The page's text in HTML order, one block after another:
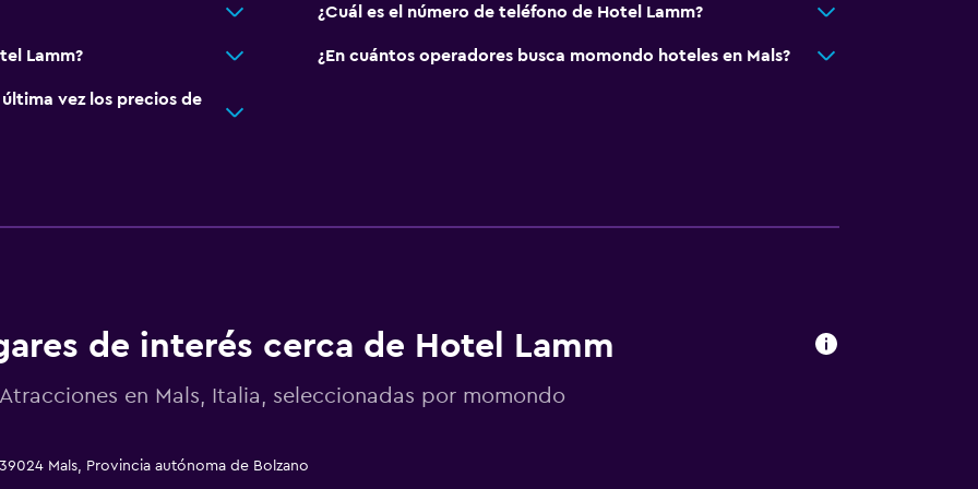
¿Cuál es el número de teléfono de Hotel Lamm?
Lamm? ¿En cuántos operadores busca momondo hoteles en Mals?
vez los precios de
de interés cerca de Hotel Lamm
Atracciones en Mals, Italia, seleccionadas por momondo
Mals, Provincia autónoma de Bolzano